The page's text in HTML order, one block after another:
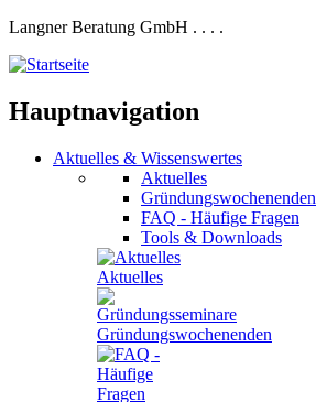
Langner Beratung GmbH . . . .
Hauptnavigation
Aktuelles & Wissenswertes
Aktuelles
Gründungswochenenden
FAQ - Häufige Fragen
Tools & Downloads
Aktuelles
Gründungswochenenden